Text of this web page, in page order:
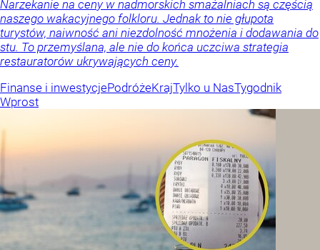
Narzekanie na ceny w nadmorskich smażalniach są częścią
naszego wakacyjnego folkloru. Jednak to nie głupota
turystów, naiwność ani niezdolność mnożenia i dodawania do
stu. To przemyślana, ale nie do końca uczciwa strategia
restauratorów ukrywających ceny.
Finanse i inwestycjePodróżeKrajTylko u NasTygodnik
Wprost